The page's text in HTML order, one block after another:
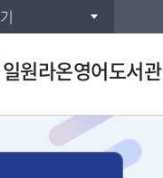
일원라온영어도서관